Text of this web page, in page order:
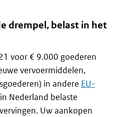
drempel, belast in het
voor € 9.000 goederen
vervoermiddelen,
in andere EU-
Nederland belaste
Uw aankopen